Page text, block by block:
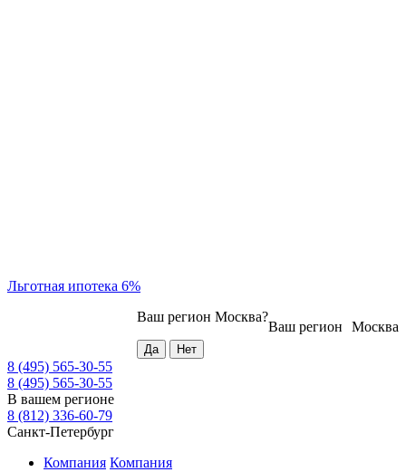
Льготная ипотека 6%
Москва
Ваш регион
Ваш регион Москва?
8 (495) 565-30-55
8 (495) 565-30-55
В вашем регионе
8 (812) 336-60-79
Санкт-Петербург
Компания Компания